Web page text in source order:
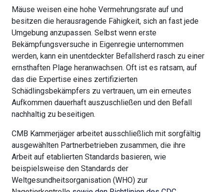
Mäuse weisen eine hohe Vermehrungsrate auf und
besitzen die herausragende Fähigkeit, sich an fast jede
Umgebung anzupassen. Selbst wenn erste
Bekämpfungsversuche in Eigenregie unternommen
werden, kann ein unentdeckter Befallsherd rasch zu einer
ernsthaften Plage heranwachsen. Oft ist es ratsam, auf
das die Expertise eines zertifizierten
Schädlingsbekämpfers zu vertrauen, um ein erneutes
Aufkommen dauerhaft auszuschließen und den Befall
nachhaltig zu beseitigen.
CMB Kammerjäger arbeitet ausschließlich mit sorgfältig
ausgewählten Partnerbetrieben zusammen, die ihre
Arbeit auf etablierten Standards basieren, wie
beispielsweise den Standards der
Weltgesundheitsorganisation (WHO) zur